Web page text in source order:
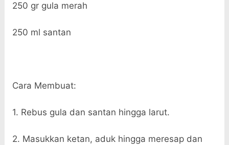
250 gr gula merah
250 ml santan
Cara Membuat:
1. Rebus gula dan santan hingga larut.
2. Masukkan ketan, aduk hingga meresap dan